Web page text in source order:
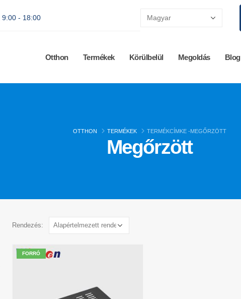
9:00 - 18:00
Otthon Termékek Körülbelül Megoldás Blog
OTTHON TERMÉKEK TERMÉKCÍMKE -MEGŐRZÖTT
Megőrzött
Rendezés:
FORRÓ